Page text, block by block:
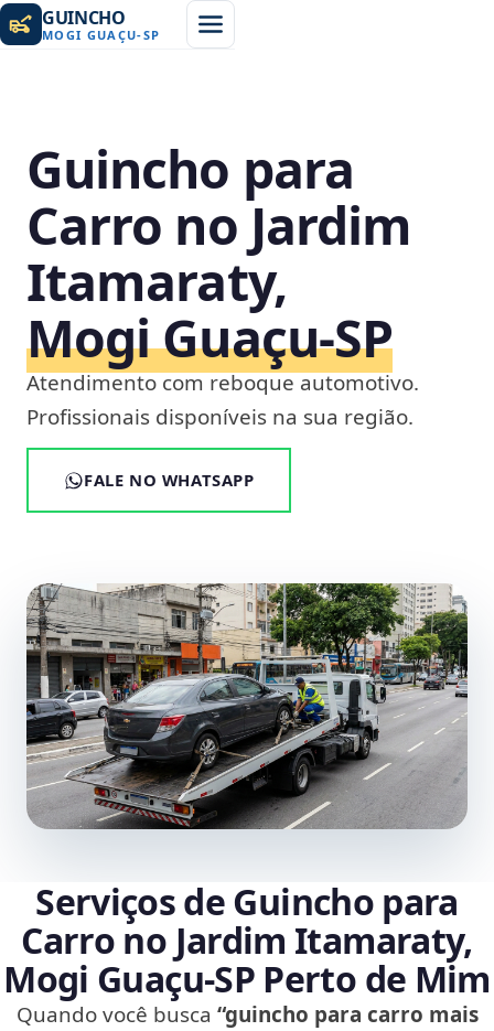
GUINCHO
MOGI GUAÇU-SP
Guincho para
Carro no Jardim
Itamaraty,
Mogi Guaçu‑SP
Atendimento com reboque automotivo.
Profissionais disponíveis na sua região.
FALE NO WHATSAPP
Serviços de Guincho para
Carro no Jardim Itamaraty,
Mogi Guaçu‑SP Perto de Mim
Quando você busca “guincho para carro mais